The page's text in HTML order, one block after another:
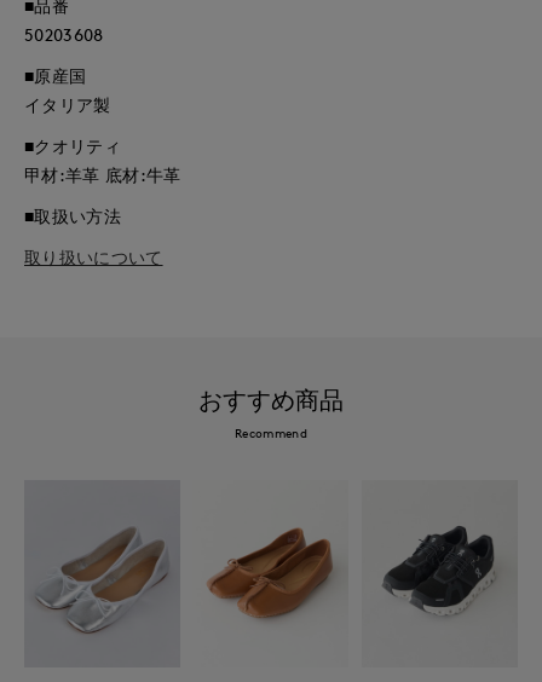
■品番
50203608
■原産国
イタリア製
■クオリティ
甲材:羊革 底材:牛革
■取扱い方法
取り扱いについて
おすすめ商品
Recommend